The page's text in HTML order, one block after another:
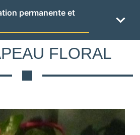
cookies
permanente et
FLORAL